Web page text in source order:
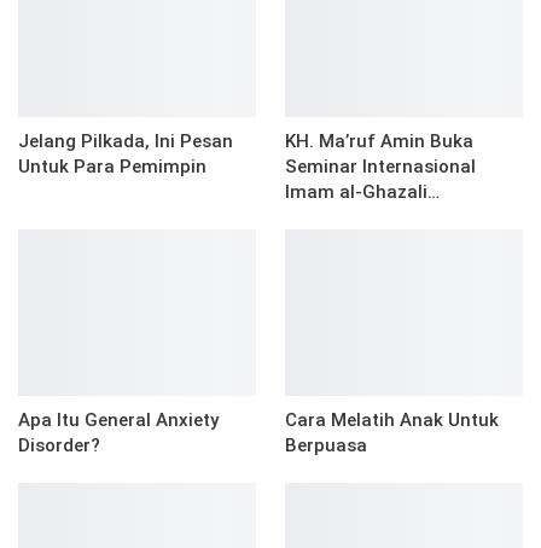
Jelang Pilkada, Ini Pesan
Untuk Para Pemimpin
KH. Ma’ruf Amin Buka
Seminar Internasional
Imam al-Ghazali…
Apa Itu General Anxiety
Disorder?
Cara Melatih Anak Untuk
Berpuasa